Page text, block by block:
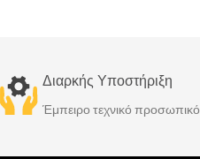
Διαρκής Υποστήριξη
Έμπειρο τεχνικό προσωπικό